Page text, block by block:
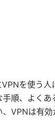
を使う人
順、よくあ
VPNは有